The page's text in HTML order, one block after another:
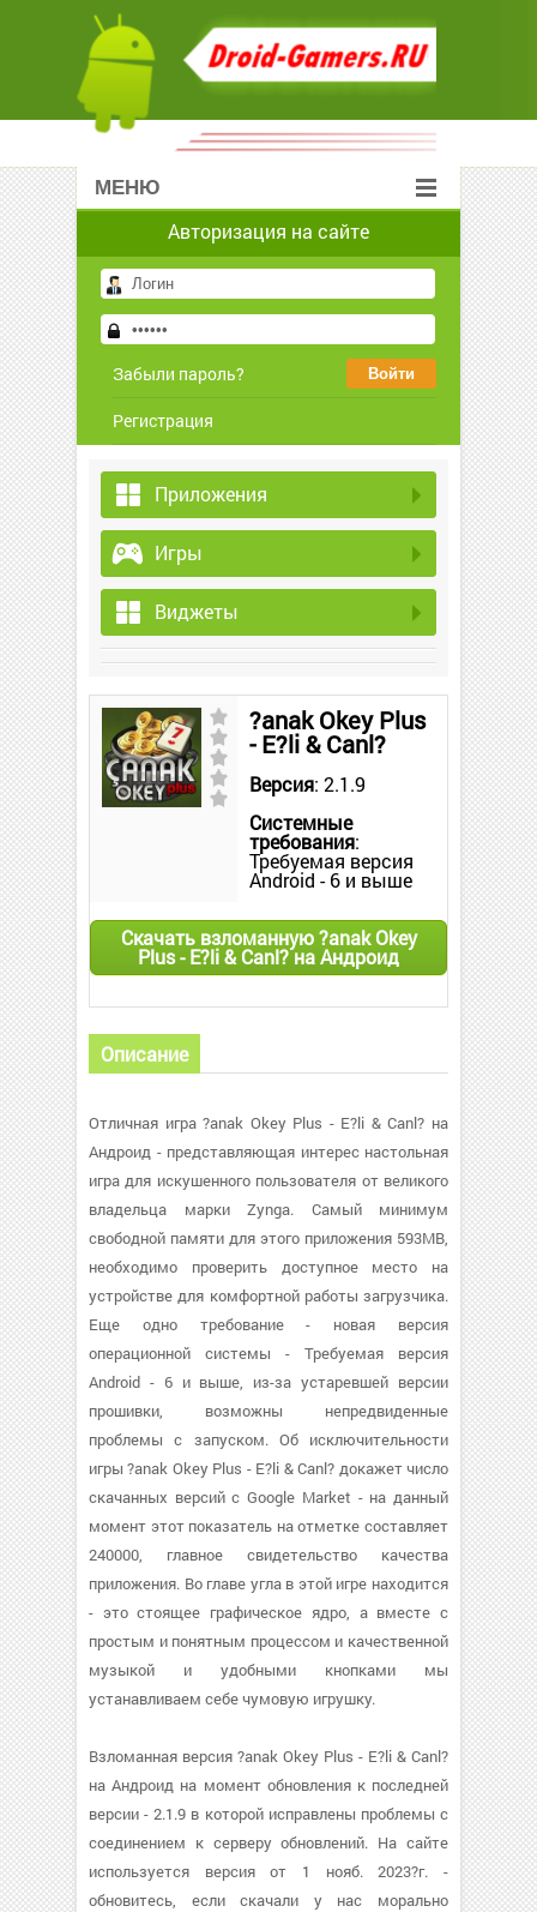
МЕНЮ
Авторизация на сайте
Забыли пароль?
Регистрация
Приложения
Игры
Виджеты
?anak Okey Plus
- E?li & Canl?
Версия: 2.1.9
Системные
требования:
Требуемая версия
Android - 6 и выше
Скачать взломанную ?anak Okey
Plus - E?li & Canl? на Андроид
Описание
Отличная игра ?anak Okey Plus - E?li & Canl? на
Андроид - представляющая интерес настольная
игра для искушенного пользователя от великого
владельца марки Zynga. Самый минимум
свободной памяти для этого приложения 593MB,
необходимо проверить доступное место на
устройстве для комфортной работы загрузчика.
Еще одно требование - новая версия
операционной системы - Требуемая версия
Android - 6 и выше, из-за устаревшей версии
прошивки, возможны непредвиденные
проблемы с запуском. Об исключительности
игры ?anak Okey Plus - E?li & Canl? докажет число
скачанных версий с Google Market - на данный
момент этот показатель на отметке составляет
240000, главное свидетельство качества
приложения. Во главе угла в этой игре находится
- это стоящее графическое ядро, а вместе с
простым и понятным процессом и качественной
музыкой и удобными кнопками мы
устанавливаем себе чумовую игрушку.
Взломанная версия ?anak Okey Plus - E?li & Canl?
на Андроид на момент обновления к последней
версии - 2.1.9 в которой исправлены проблемы с
соединением к серверу обновлений. На сайте
используется версия от 1 нояб. 2023?г. -
обновитесь, если скачали у нас морально